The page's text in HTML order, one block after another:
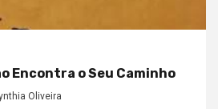
Encontra o Seu Caminho
Oliveira